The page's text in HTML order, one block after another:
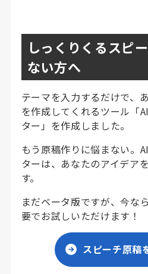
しっくりくるスピ
ない方へ
テーマを入力するだけで、
を作成してくれるツール「
ター」を作成しました。
もう原稿作りに悩まない。
ターは、あなたのアイデア
す。
まだベータ版ですが、今な
要でお試しいただけます！
スピーチ原稿